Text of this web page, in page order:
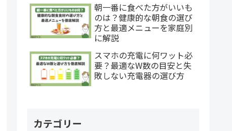
朝一番に食べた方がいいも
のは？健康的な朝食の選び
方と最適メニューを家庭別
に解説
スマホの充電に何ワット必
要？最適なW数の目安と失
敗しない充電器の選び方
カテゴリー